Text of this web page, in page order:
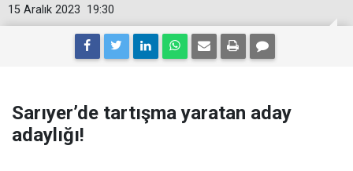
19:30
15 Aralık 2023
Sarıyer’de tartışma yaratan aday
adaylığı!